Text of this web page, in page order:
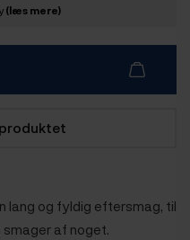
(læs mere)
lang og fyldig eftersmag, til
smager af noget.